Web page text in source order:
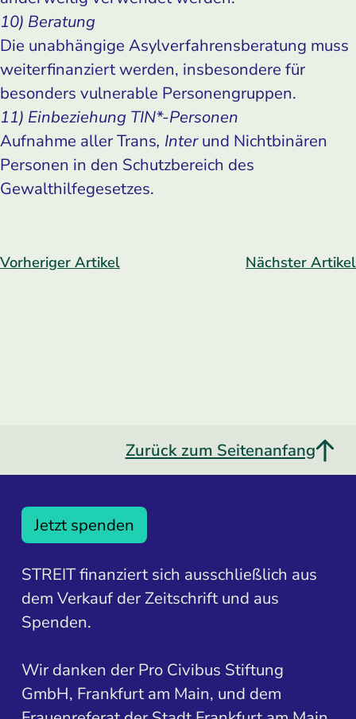
10) Beratung
Die unabhängige Asylverfahrensberatung muss
weiterfinanziert werden, insbesondere für
besonders vulnerable Personengruppen.
11) Einbeziehung TIN*-Personen
Aufnahme aller Trans, Interund Nichtbinären
Personen in den Schutzbereich des
Gewalthilfegesetzes.
Vorheriger Artikel Nächster Artikel
Zurück zum Seitenanfang
Jetzt spenden
STREIT finanziert sich ausschließlich aus
dem Verkauf der Zeitschrift und aus
Spenden.
Wir danken der Pro Civibus Stiftung
GmbH, Frankfurt am Main, und dem